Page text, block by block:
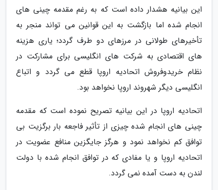
این بیانیه هشدار داده است که به رغم مقدمه چینی های
انجام شده اما بازگشت به این قوانین می تواند منجر به
تأخیرهای طولانی در مرزهای دو طرف گردد؛ یاری هزینه
های اقتصادی به شرکت های انگلیسی برای مشارکت در
نظام خریدوفروش اتحادیه اروپا قطع می گردد و اتباع
انگلیسی دیگر شهروند اروپا نخواهد بود.
اتحادیه اروپا در این بیانیه تصریح نموده است که مقدمه
چینی های انجام شده چیزی از تأثیر فاجعه بار برگزیت بی
توافق کم نخواهد نمود و هرگز جایگزین منافع عضویت در
اتحادیه اروپا و یا مفادی که در توافق انجام شده با دولت
لندن به دست آمده نمی گردد.